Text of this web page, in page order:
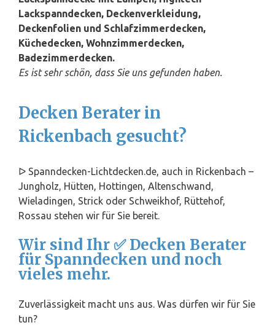
Lackspanndecken, Deckenverkleidung,
Deckenfolien und Schlafzimmerdecken,
Küchedecken, Wohnzimmerdecken,
Badezimmerdecken.
Es ist sehr schön, dass Sie uns gefunden haben.
Decken Berater in
Rickenbach gesucht?
ᐅ Spanndecken-Lichtdecken.de, auch in Rickenbach –
Jungholz, Hütten, Hottingen, Altenschwand,
Wieladingen, Strick oder Schweikhof, Rüttehof,
Rossau stehen wir für Sie bereit.
Wir sind Ihr ✅ Decken Berater
für Spanndecken und noch
vieles mehr.
Zuverlässigkeit macht uns aus. Was dürfen wir für Sie
tun?